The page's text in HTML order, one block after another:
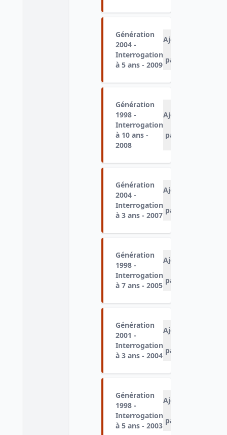
Génération
2004 -
Interrogation
à 5 ans - 2009
Ajouter
panier
Génération
1998 -
Interrogation
à 10 ans -
2008
Ajouter
panier
Génération
2004 -
Interrogation
à 3 ans - 2007
Ajouter
panier
Génération
1998 -
Interrogation
à 7 ans - 2005
Ajouter
panier
Génération
2001 -
Interrogation
à 3 ans - 2004
Ajouter
panier
Génération
1998 -
Interrogation
à 5 ans - 2003
Ajouter
panier